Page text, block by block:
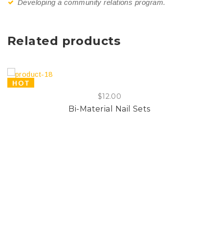
Developing a community relations program.
Related products
HOT
$12.00
Bi-Material Nail Sets